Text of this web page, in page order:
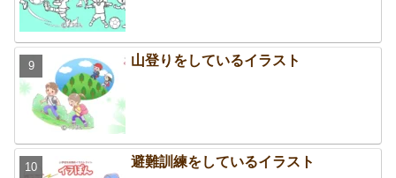
山登りをしているイラスト
避難訓練をしているイラスト